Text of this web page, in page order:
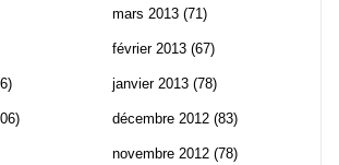
mars 2013 (71)
février 2013 (67)
janvier 2013 (78)
décembre 2012 (83)
novembre 2012 (78)